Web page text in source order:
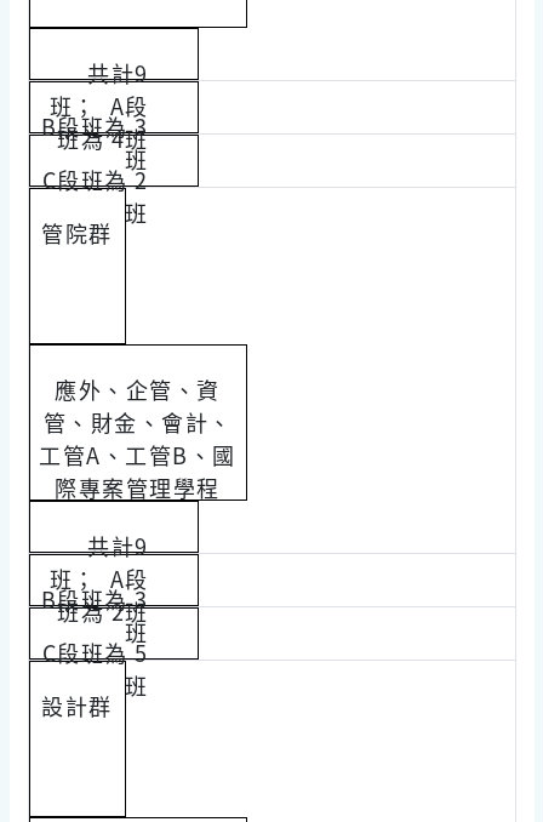
共計9
班； A段
班為 4班
B段班為 3
班
C段班為 2
班
管院群
應外、企管、資
管、財金、會計、
工管A、工管B、國
際專案管理學程
共計9
班； A段
班為 2班
B段班為 3
班
C段班為 5
班
設計群